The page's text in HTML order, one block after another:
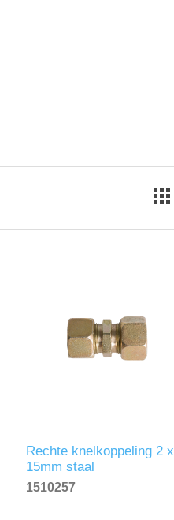
Rechte knelkoppeling 2 x
15mm staal
1510257